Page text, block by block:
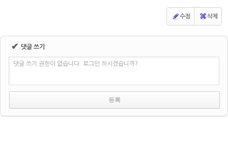
수정 삭제
✔ 댓글 쓰기
댓글 쓰기 권한이 없습니다. 로그인 하시겠습니까?